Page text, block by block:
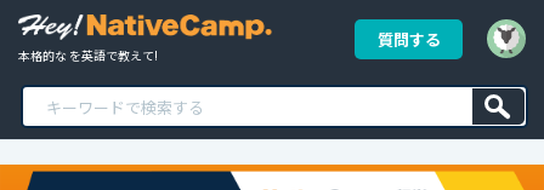
本格的な を英語で教えて!
質問する